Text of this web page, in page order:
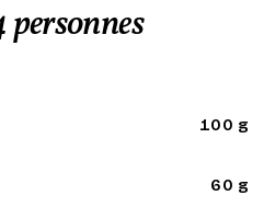
100 g
60 g